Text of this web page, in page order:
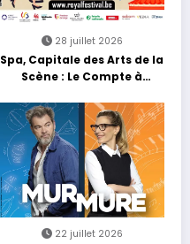
28 juillet 2026
Spa, Capitale des Arts de la
Scène : Le Compte à
22 juillet 2026